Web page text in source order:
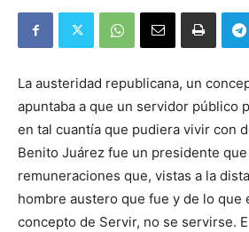
La austeridad republicana, un
apuntaba a que un servidor público
en tal cuantía que pudiera vivir con
Benito Juárez fue un presidente
remuneraciones que, vistas a la
hombre austero que fue y de lo que
concepto de Servir, no se servirse.